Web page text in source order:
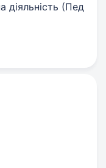
діяльність (Пед